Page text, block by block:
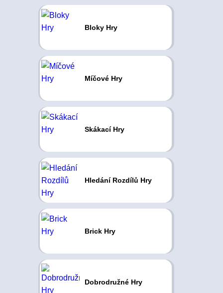
Bloky Hry
Míčové Hry
Skákací Hry
Hledání Rozdílů Hry
Brick Hry
Dobrodružné Hry